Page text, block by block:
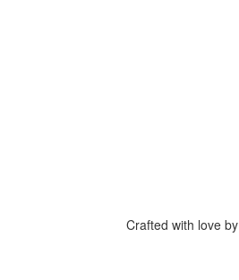
Crafted with love by